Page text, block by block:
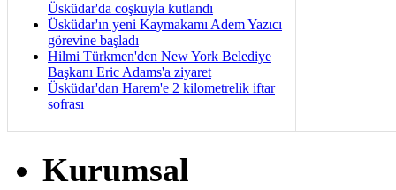
Üsküdar'da coşkuyla kutlandı
Üsküdar'ın yeni Kaymakamı Adem Yazıcı
görevine başladı
Hilmi Türkmen'den New York Belediye
Başkanı Eric Adams'a ziyaret
Üsküdar'dan Harem'e 2 kilometrelik iftar
sofrası
Kurumsal